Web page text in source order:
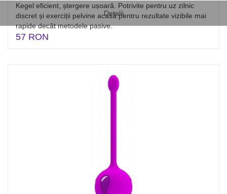
Detalii
Kegel eficient, ștergere ușoară. Potrivite pentru uz zilnic
discret și exerciții pelvine acasă pentru rezultate vizibile mai
rapide decât metodele pasive.
57 RON